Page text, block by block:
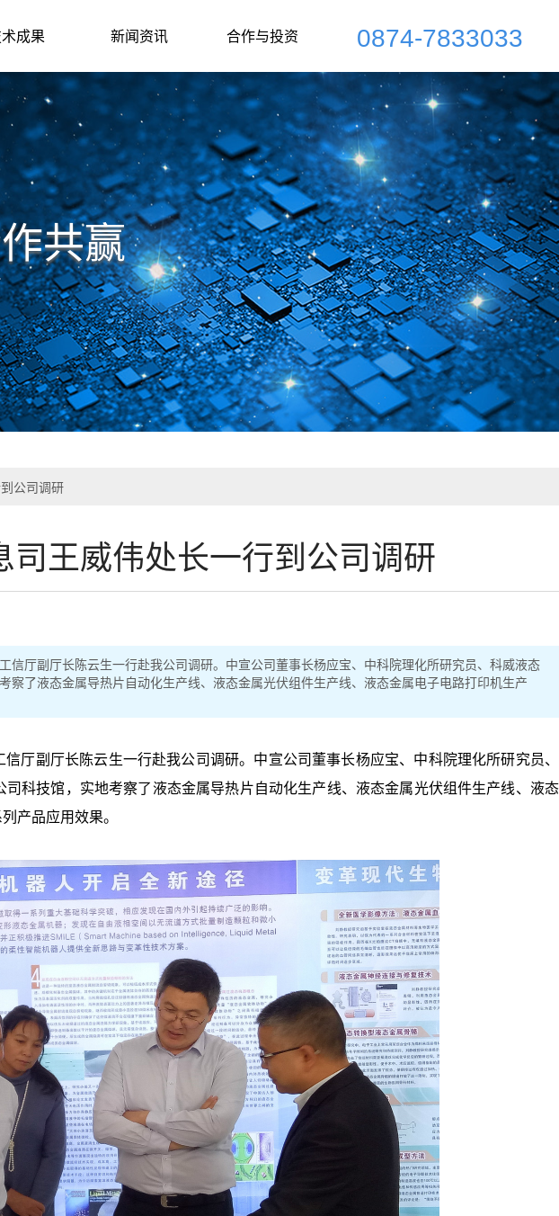
成果 新闻资讯 合作与投资 0874-7833033
共赢
公司调研
司王威伟处长一行到公司调研
信厅副厅长陈云生一行赴我公司调研。中宣公司董事长杨应宝、中科院理化所研究员、科威液态
了液态金属导热片自动化生产线、液态金属光伏组件生产线、液态金属电子电路打印机生产
副厅长陈云生一行赴我公司调研。中宣公司董事长杨应宝、中科院理化所研究员、
科技馆，实地考察了液态金属导热片自动化生产线、液态金属光伏组件生产线、液态
产品应用效果。